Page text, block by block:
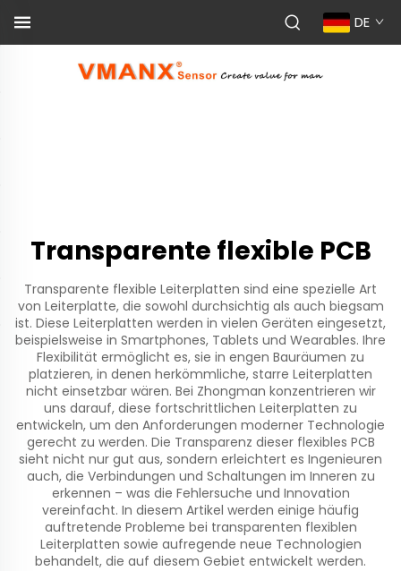
DE
Transparente flexible PCB
Transparente flexible Leiterplatten sind eine spezielle Art
von Leiterplatte, die sowohl durchsichtig als auch biegsam
ist. Diese Leiterplatten werden in vielen Geräten eingesetzt,
beispielsweise in Smartphones, Tablets und Wearables. Ihre
Flexibilität ermöglicht es, sie in engen Bauräumen zu
platzieren, in denen herkömmliche, starre Leiterplatten
nicht einsetzbar wären. Bei Zhongman konzentrieren wir
uns darauf, diese fortschrittlichen Leiterplatten zu
entwickeln, um den Anforderungen moderner Technologie
gerecht zu werden. Die Transparenz dieser flexibles PCB
sieht nicht nur gut aus, sondern erleichtert es Ingenieuren
auch, die Verbindungen und Schaltungen im Inneren zu
erkennen – was die Fehlersuche und Innovation
vereinfacht. In diesem Artikel werden einige häufig
auftretende Probleme bei transparenten flexiblen
Leiterplatten sowie aufregende neue Technologien
behandelt, die auf diesem Gebiet entwickelt werden.